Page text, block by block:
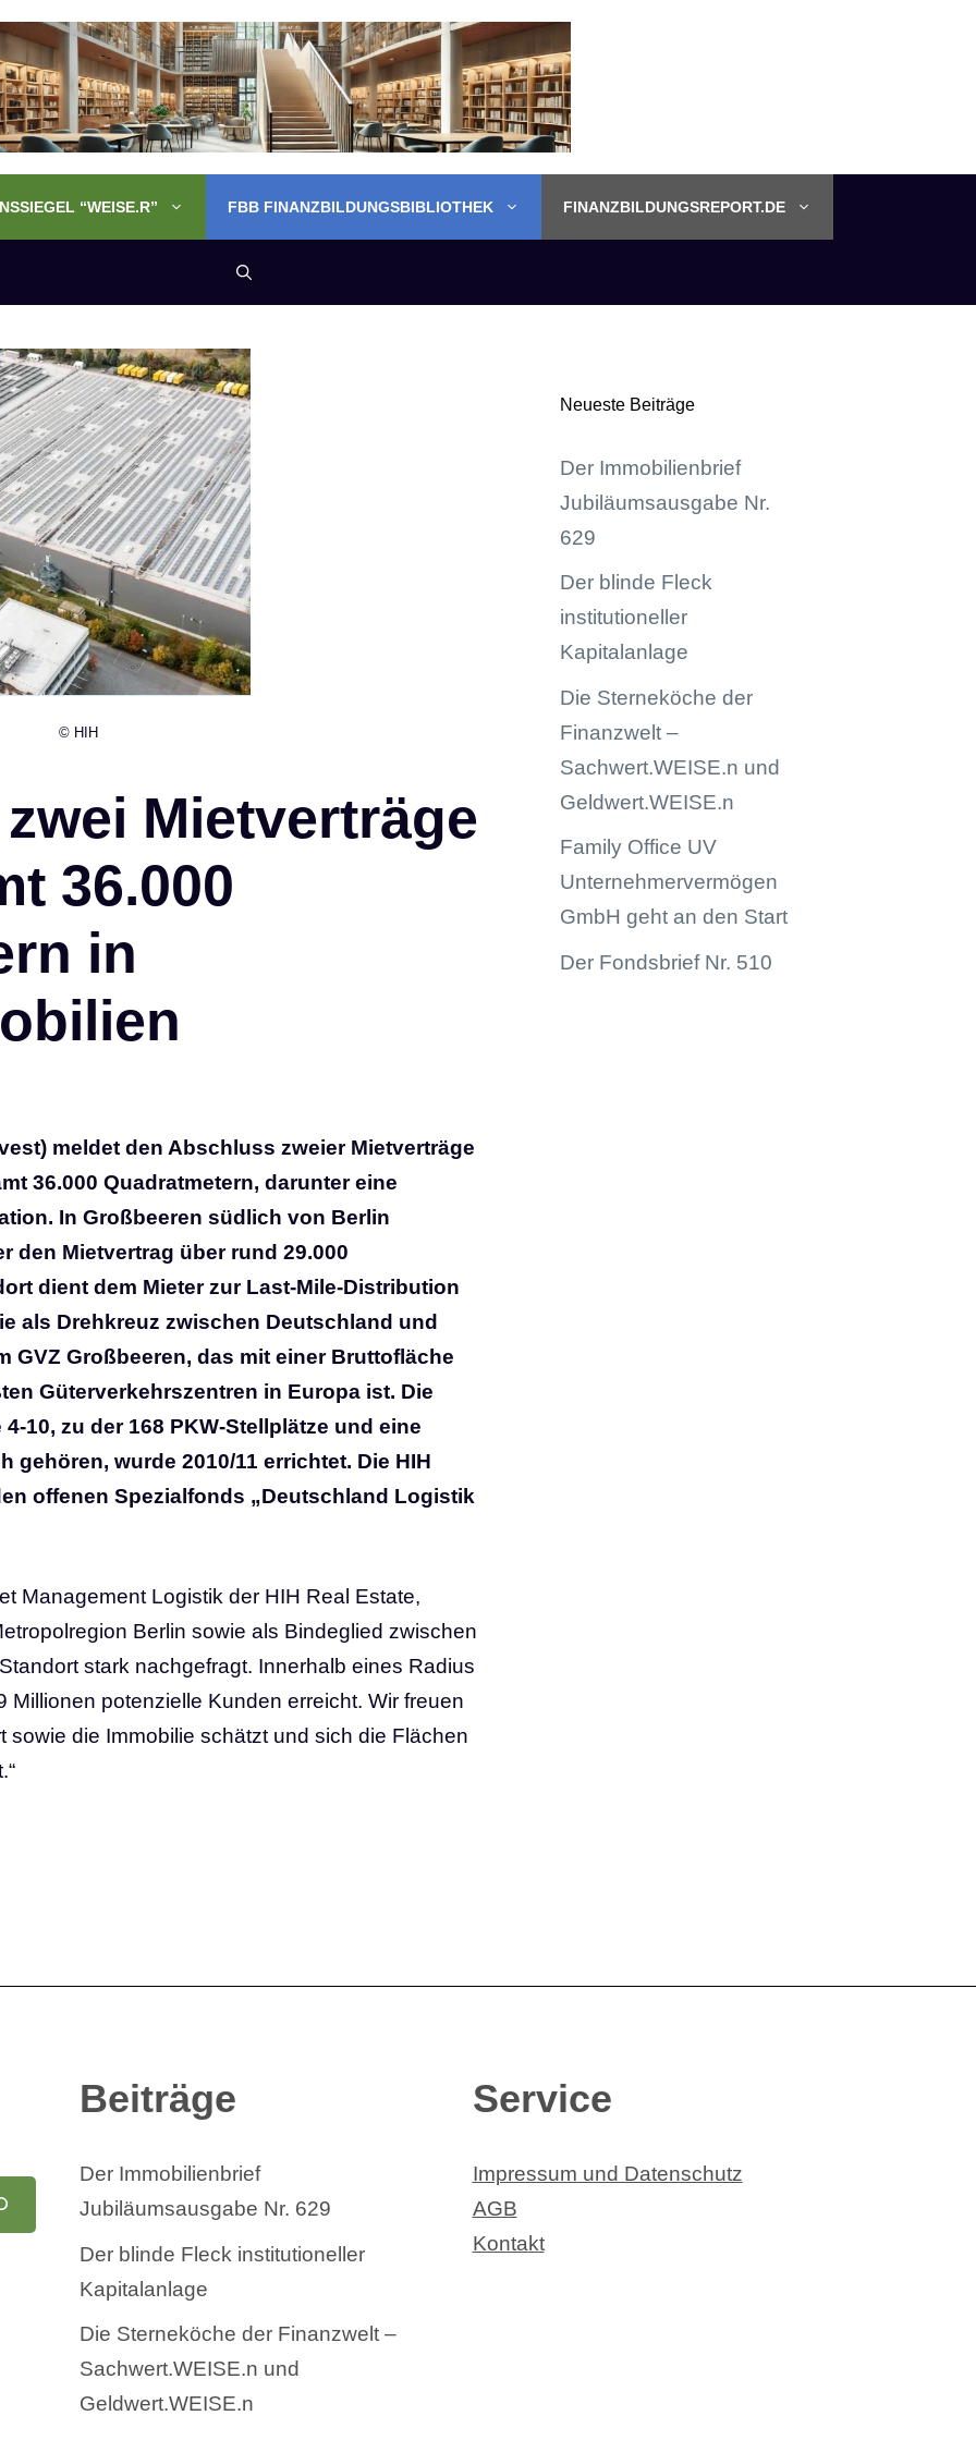
“WEISE.R” FBB FINANZBILDUNGSBIBLIOTHEK FINANZBILDUNGSREPORT.DE
© HIH
Mietverträge
36.000
in
meldet den Abschluss zweier Mietverträge
36.000 Quadratmetern, darunter eine
In Großbeeren südlich von Berlin
den Mietvertrag über rund 29.000
dient dem Mieter zur Last-Mile-Distribution
als Drehkreuz zwischen Deutschland und
GVZ Großbeeren, das mit einer Bruttofläche
Güterverkehrszentren in Europa ist. Die
10, zu der 168 PKW-Stellplätze und eine
gehören, wurde 2010/11 errichtet. Die HIH
offenen Spezialfonds „Deutschland Logistik
Management Logistik der HIH Real Estate,
Berlin sowie als Bindeglied zwischen
stark nachgefragt. Innerhalb eines Radius
potenzielle Kunden erreicht. Wir freuen
sowie die Immobilie schätzt und sich die Flächen
Neueste Beiträge
Der Immobilienbrief
Jubiläumsausgabe Nr.
629
Der blinde Fleck
institutioneller
Kapitalanlage
Die Sterneköche der
Finanzwelt –
Sachwert.WEISE.n und
Geldwert.WEISE.n
Family Office UV
Unternehmervermögen
GmbH geht an den Start
Der Fondsbrief Nr. 510
Beiträge
Der Immobilienbrief
Jubiläumsausgabe Nr. 629
Der blinde Fleck institutioneller
Kapitalanlage
Die Sterneköche der Finanzwelt –
Sachwert.WEISE.n und
Geldwert.WEISE.n
Service
Impressum und Datenschutz
AGB
Kontakt